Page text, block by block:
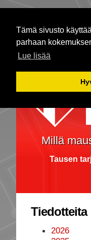
Tämä sivusto
parhaan
Lue lisää
Janome-
ETUSIVU
Millä
Tausen
Tiedotteita
2026